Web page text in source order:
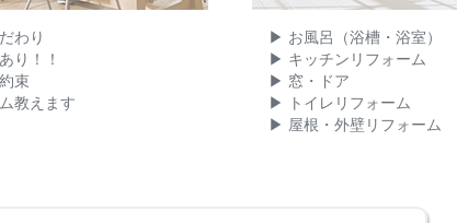
わり
り！！
束
教えます
お風呂（浴槽・浴室）
キッチンリフォーム
窓・ドア
トイレリフォーム
屋根・外壁リフォーム